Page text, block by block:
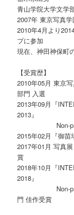
青山学院大学文学
2007年 東京写真
2010年4月より
プに参加
現在、神田神保町
【受賞歴】
2010年05月 東京
部門 入選
2013年09月『
2013』
Non-
2015年02月『御
2017年01月 写真
賞
2018年10月『
2018』
Non-
門 佳作受賞